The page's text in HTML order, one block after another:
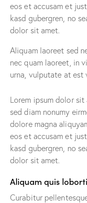
eos et accusam et
kasd gubergren, no
dolor sit amet.
Aliquam laoreet sed
nec quam laoreet, in
urna, vulputate at
Lorem ipsum dolor
sed diam nonumy
dolore magna
eos et accusam et
kasd gubergren, no
dolor sit amet.
Aliquam quis
Curabitur